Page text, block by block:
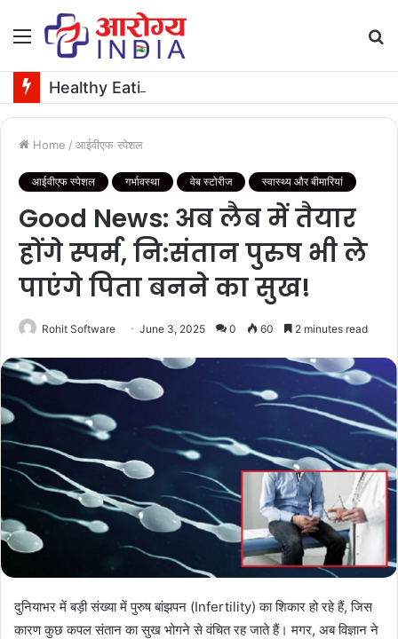
Menu
Home / आईवीएफ स्पेशल
आईवीएफ स्पेशल गर्भावस्था वेब स्टोरीज स्वास्थ्य और बीमारियां
Good News: अब लैब में तैयार
होंगे स्पर्म, नि:संतान पुरुष भी ले
पाएंगे पिता बनने का सुख!
Rohit Software June 3, 2025 0 60 2 minutes read
दुनियाभर में बड़ी संख्या में पुरुष बांझपन (Infertility) का शिकार हो रहे हैं, जिस
कारण कुछ कपल संतान का सुख भोगने से वंचित रह जाते हैं। मगर, अब विज्ञान ने